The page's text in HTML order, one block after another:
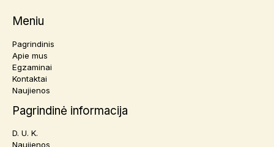
Meniu
Pagrindinis
Apie mus
Egzaminai
Kontaktai
Naujienos
Pagrindinė informacija
D. U. K.
Naujienos